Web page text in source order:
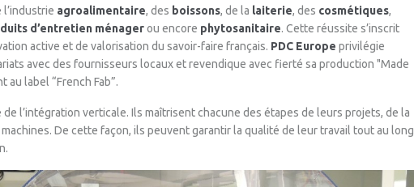
agroalimentaire, des boissons, de la laiterie, des cosmétiques,
d’entretien ménagerou encore phytosanitaire. Cette réussite s’inscrit
active et de valorisation du savoir-faire français. PDC Europe privilégie
avec des fournisseurs locaux et revendique avec fierté sa production "Made
au label “French Fab”.
l’intégration verticale. Ils maîtrisent chacune des étapes de leurs projets, de la
De cette façon, ils peuvent garantir la qualité de leur travail tout au long